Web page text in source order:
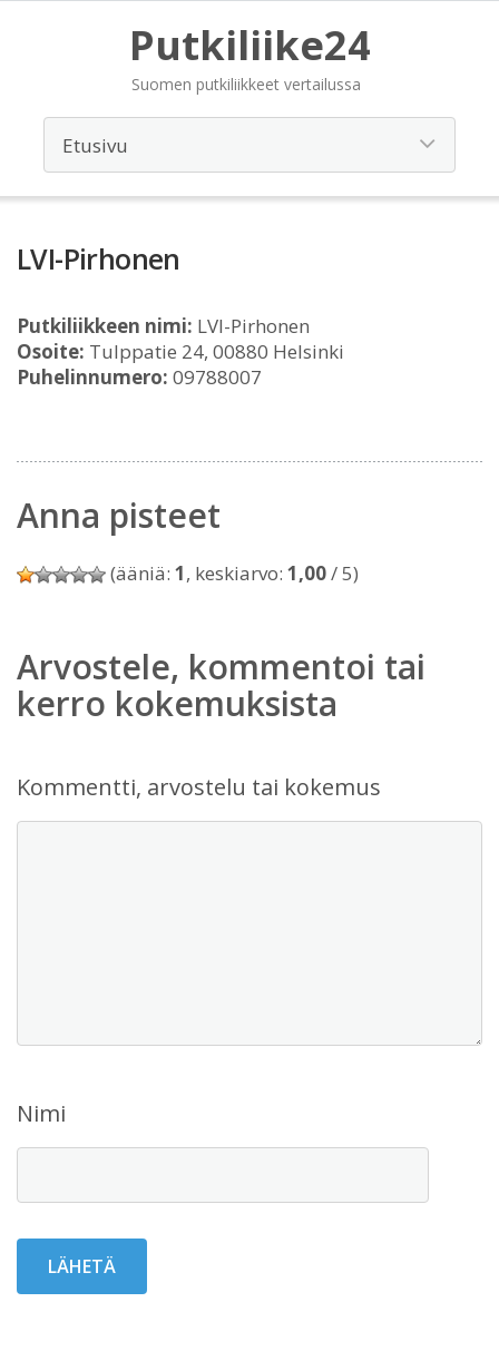
Putkiliike24
Suomen putkiliikkeet vertailussa
LVI-Pirhonen
Putkiliikkeen nimi: LVI-Pirhonen
Osoite: Tulppatie 24, 00880 Helsinki
Puhelinnumero: 09788007
Anna pisteet
(ääniä: 1, keskiarvo: 1,00/ 5)
Arvostele, kommentoi tai
kerro kokemuksista
Kommentti, arvostelu tai kokemus
Nimi